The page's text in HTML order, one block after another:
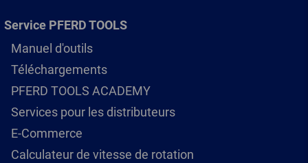
Service PFERD TOOLS
Manuel d'outils
Téléchargements
PFERD TOOLS ACADEMY
Services pour les distributeurs
E-Commerce
Calculateur de vitesse de rotation